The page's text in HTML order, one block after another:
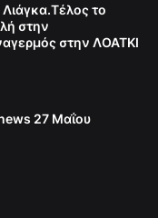
το
στην
στην ΛΟΑΤΚΙ
27 Μαΐου